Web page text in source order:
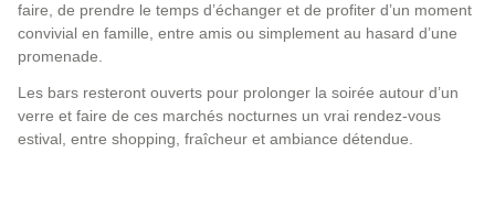
faire, de prendre le temps d’échanger et de profiter d’un moment
convivial en famille, entre amis ou simplement au hasard d’une
promenade.
Les bars resteront ouverts pour prolonger la soirée autour d’un
verre et faire de ces marchés nocturnes un vrai rendez-vous
estival, entre shopping, fraîcheur et ambiance détendue.